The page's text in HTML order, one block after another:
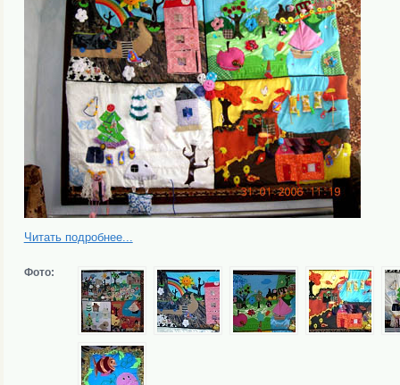
Читать подробнее...
Фото: